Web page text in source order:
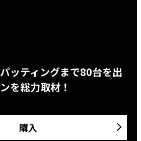
ッティングまで80台を出
を総力取材！
購入